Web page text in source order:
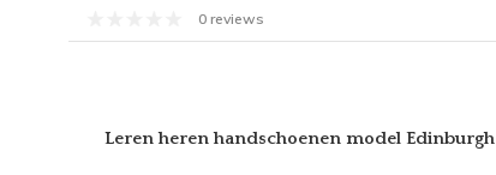
0 reviews
Leren heren handschoenen model Edinburgh